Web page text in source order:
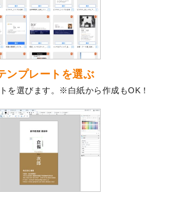
開いたしました。
はがきのデザインテンプレート
しました。
年版1月始まりのカレンダーデザイン
プレート
を公開いたしました。
ました！
スチックカードのデザインテンプレー
追加しました。
券のデザインテンプレート
。
見舞いのデザインテンプレート
した。
ンプレートを選ぶ
を選びます。※白紙から作成もOK！